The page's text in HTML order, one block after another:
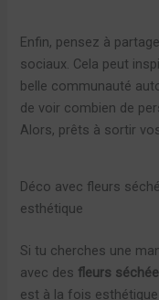
Enfin, pensez à
sociaux. Cela peut
belle communauté
de voir combien de
Alors, prêts à sortir
Déco avec fleurs
esthétique
Si tu cherches une
avec des fleurs
est à la fois